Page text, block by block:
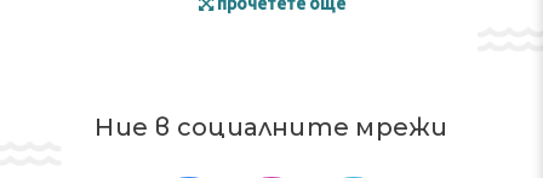
machine, and 1 bathroom with a bath and a hair dryer.
Towels and bed linen are featured in the apartment.
Ние в социалните мрежи